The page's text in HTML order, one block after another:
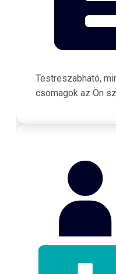
Testreszabható,
csomagok az Ön